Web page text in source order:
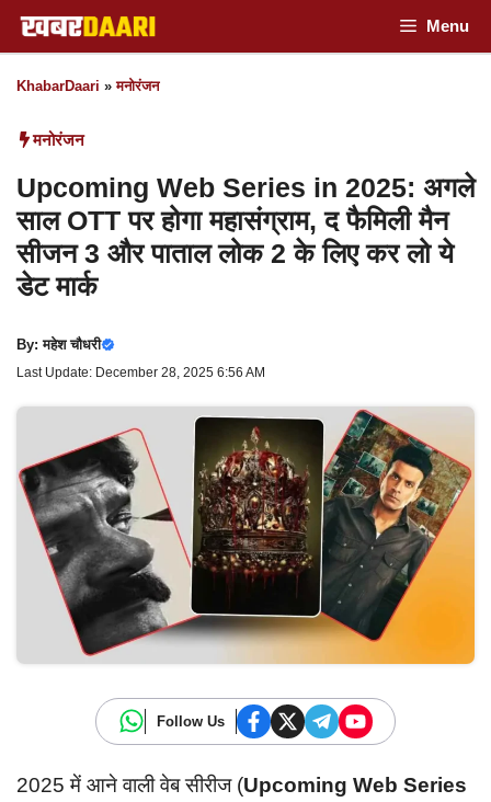
Skip
to
content
Menu
KhabarDaari »मनोरंजन
मनोरंजन
Upcoming Web Series in 2025: अगले
साल OTT पर होगा महासंग्राम, द फैमिली मैन
सीजन 3 और पाताल लोक 2 के लिए कर लो ये
डेट मार्क
By:महेश चौधरी
Last Update: December 28, 2025 6:56 AM
Follow Us
2025 में आने वाली वेब सीरीज (Upcoming Web Series